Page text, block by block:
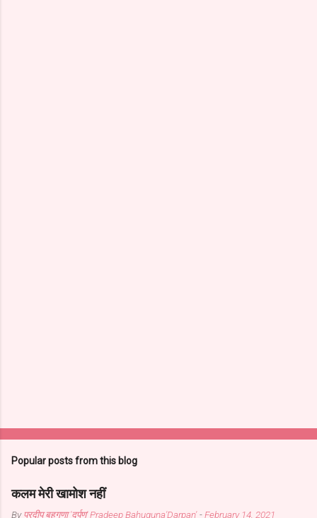
Popular posts from this blog
कलम मेरी खामोश नहीं
Byप्रदीप बहुगुणा 'दर्पण' Pradeep Bahuguna'Darpan' -February 14, 2021